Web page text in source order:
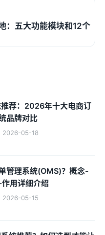
：五大功能模块和12个
荐：2026年十大电商订
品牌对比
2026-05-18
管理系统(OMS)？概念-
用详细介绍
2026-05-15